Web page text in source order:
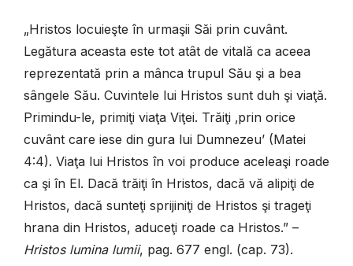
„Hristos locuieşte în urmaşii Săi prin cuvânt.
Legătura aceasta este tot atât de vitală ca aceea
reprezentată prin a mânca trupul Său şi a bea
sângele Său. Cuvintele lui Hristos sunt duh şi viaţă.
Primindu-le, primiţi viaţa Viţei. Trăiţi ‚prin orice
cuvânt care iese din gura lui Dumnezeu’ (Matei
4:4). Viaţa lui Hristos în voi produce aceleaşi roade
ca şi în El. Dacă trăiţi în Hristos, dacă vă alipiţi de
Hristos, dacă sunteţi sprijiniţi de Hristos şi trageţi
hrana din Hristos, aduceţi roade ca Hristos.” –
Hristos lumina lumii, pag. 677 engl. (cap. 73).